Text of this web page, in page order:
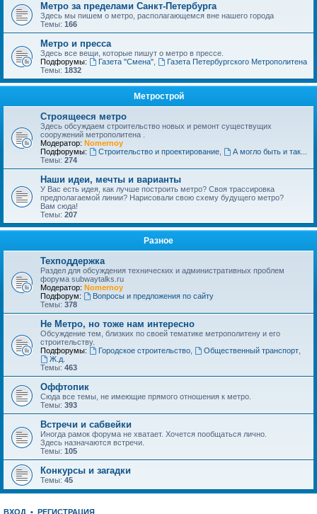
Метро за пределами Санкт-Петербурга
Здесь мы пишем о метро, располагающемся вне нашего города
Темы: 166
Метро и пресса
Здесь все вещи, которые пишут о метро в прессе.
Подфорумы:
Газета "Смена",
Газета Петербургского Метрополитена
Темы: 1832
Метрострой
Строящееся метро
Здесь обсуждаем строительство новых и ремонт существущих
сооружений метрополитена .
Модератор: Nomernoy
Подфорумы:
Строительство и проектирование,
А могло быть и так...
Темы: 274
Наши идеи, мечты и варианты
У Вас есть идея, как лучше построить метро? Своя трассировка
предполагаемой линии? Нарисовали свою схему будущего метро?
Вам сюда!
Темы: 207
Разное
Техподдержка
Раздел для обсуждения технических и административных проблем
форума subwaytalks.ru
Модератор: Nomernoy
Подфорум:
Вопросы и предложения по сайту
Темы: 378
Не Метро, но тоже нам интересно
Обсуждение тем, близких по своей тематике метрополитену и его
строительству.
Подфорумы:
Городское строительство, Общественный транспорт,
Ж.д.
Темы: 463
Оффтопик
Сюда все темы, не имеющие прямого отношения к метро.
Темы: 393
Встречи и сабвейки
Иногда рамок форума не хватает. Хочется пообщаться лично.
Здесь назначаются встречи.
Темы: 105
Конкурсы и загадки
Темы: 45
ВХОД • РЕГИСТРАЦИЯ